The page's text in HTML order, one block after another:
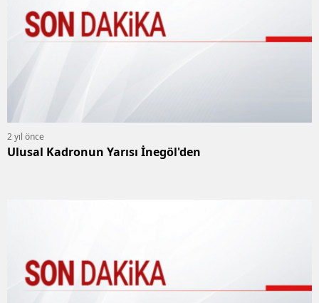
2 yıl önce
Ulusal Kadronun Yarısı İnegöl'den